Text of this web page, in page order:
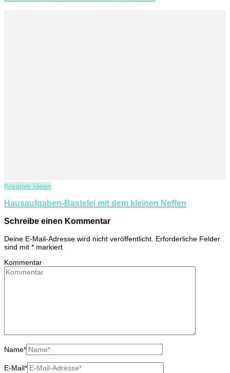
Kreative Ideen
Hausaufgaben-Bastelei mit dem kleinen Neffen
Schreibe einen Kommentar
Deine E-Mail-Adresse wird nicht veröffentlicht. Erforderliche Felder
sind mit * markiert
Kommentar
Name*
E-Mail*